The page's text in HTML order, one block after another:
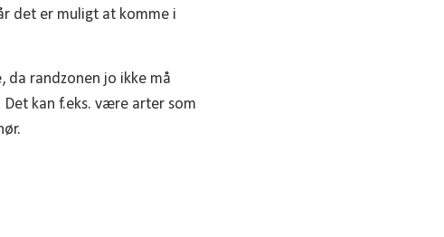
det er muligt at komme i
randzonen jo ikke må
kan f.eks. være arter som